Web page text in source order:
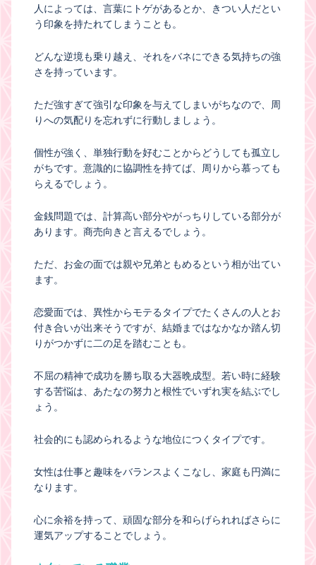
人によっては、言葉にトゲがあるとか、きつい人だとい
う印象を持たれてしまうことも。
どんな逆境も乗り越え、それをバネにできる気持ちの強
さを持っています。
ただ強すぎて強引な印象を与えてしまいがちなので、周
りへの気配りを忘れずに行動しましょう。
個性が強く、単独行動を好むことからどうしても孤立し
がちです。意識的に協調性を持てば、周りから慕っても
らえるでしょう。
金銭問題では、計算高い部分やがっちりしている部分が
あります。商売向きと言えるでしょう。
ただ、お金の面では親や兄弟ともめるという相が出てい
ます。
恋愛面では、異性からモテるタイプでたくさんの人とお
付き合いが出来そうですが、結婚まではなかなか踏ん切
りがつかずに二の足を踏むことも。
不屈の精神で成功を勝ち取る大器晩成型。若い時に経験
する苦悩は、あたなの努力と根性でいずれ実を結ぶでし
ょう。
社会的にも認められるような地位につくタイプです。
女性は仕事と趣味をバランスよくこなし、家庭も円満に
なります。
心に余裕を持って、頑固な部分を和らげられればさらに
運気アップすることでしょう。